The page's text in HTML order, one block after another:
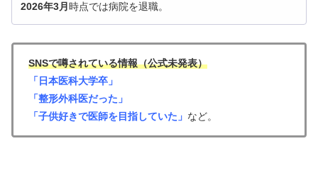
2026年3月 時点では病院を退職。
SNSで噂されている情報（公式未発表）
「日本医科大学卒」
「整形外科医だった」
「子供好きで医師を目指していた」 など。